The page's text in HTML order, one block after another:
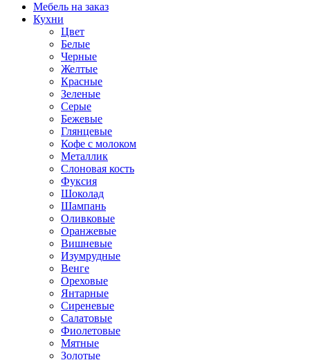
Мебель на заказ
Кухни
Цвет
Белые
Черные
Желтые
Красные
Зеленые
Серые
Бежевые
Глянцевые
Кофе с молоком
Металлик
Слоновая кость
Фуксия
Шоколад
Шампань
Оливковые
Оранжевые
Вишневые
Изумрудные
Венге
Ореховые
Янтарные
Сиреневые
Салатовые
Фиолетовые
Мятные
Золотые